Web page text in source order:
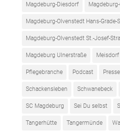
Magdeburg-Diesdorf
Magdeburg-Olvenstedt Hans-Grade-
Magdeburg-Olvenstedt St.-Josef-
Magdeburg Ulnerstraße Meisdorf
Pflegebranche Podcast
Schackensleben Schwanebeck
SC Magdeburg Sei Du selbst
Tangerhütte Tangermünde